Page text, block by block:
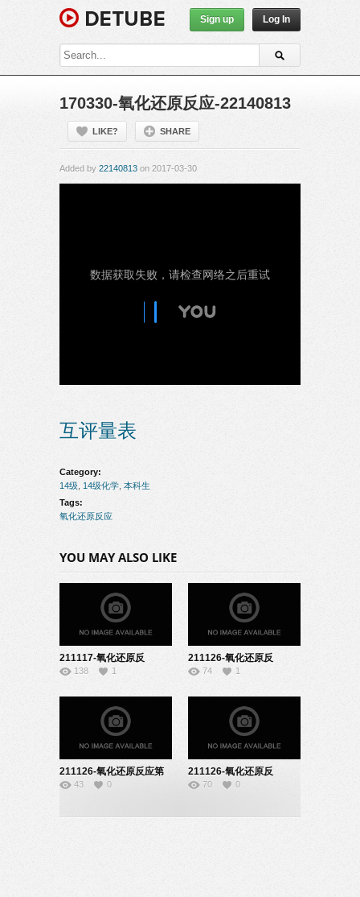
Sign up Log In
170330-氧化还原反应-22140813
LIKE? SHARE
Added by 22140813 on 2017-03-30
互评量表
Category:
14级
14级化学 本科生
Tags:
氧化还原反应
YOU MAY ALSO LIKE
211117-氧化还原反
应-08190140
138 1
211126-氧化还原反
应-08190206
74 1
211126-氧化还原反应第
一课时-08190222
43 0
211126-氧化还原反
应-08190136
70 0